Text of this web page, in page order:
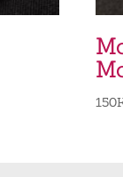
150